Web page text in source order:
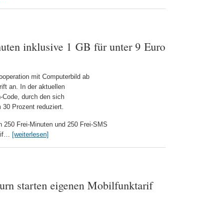
inklusive 1 GB für unter 9 Euro
mit Computerbild ab
an. In der aktuellen
durch den sich
30 Prozent reduziert.
250 Frei-Minuten und 250 Frei-SMS
[weiterlesen]
starten eigenen Mobilfunktarif